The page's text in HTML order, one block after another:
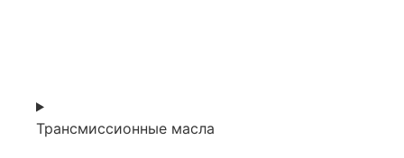
Трансмиссионные масла